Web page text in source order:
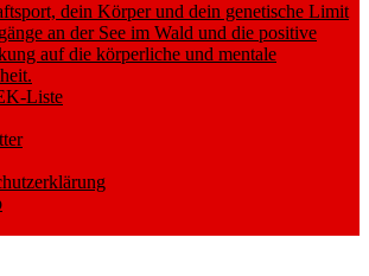
dein Körper und dein genetische Limit
an der See im Wald und die positive
auf die körperliche und mentale
Liste